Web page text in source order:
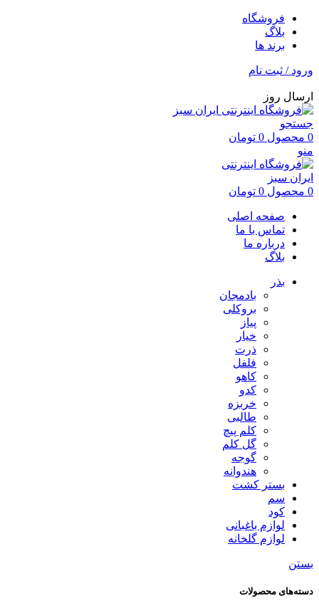
فروشگاه
بلاگ
برند ها
ورود / ثبت نام
ارسال روز
جستجو
0 محصول 0 تومان
منو
0 محصول 0 تومان
صفحه اصلی
تماس با ما
درباره ما
بلاگ
بذر
بادمجان
بروکلی
پیاز
خیار
ذرت
فلفل
کاهو
کدو
خربزه
طالبی
کلم پیچ
گل کلم
گوجه
هندوانه
بستر کشت
سم
کود
لوازم باغبانی
لوازم گلخانه
بستن
دسته‌های محصولات